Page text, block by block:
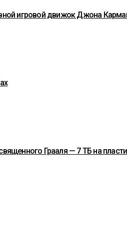
игровой движок Джона
Грааля — 7 ТБ на